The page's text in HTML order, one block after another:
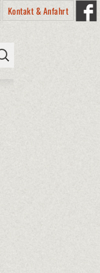
Kontakt & Anfahrt